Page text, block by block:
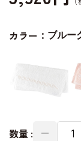
カラー： ブルー
数量 :